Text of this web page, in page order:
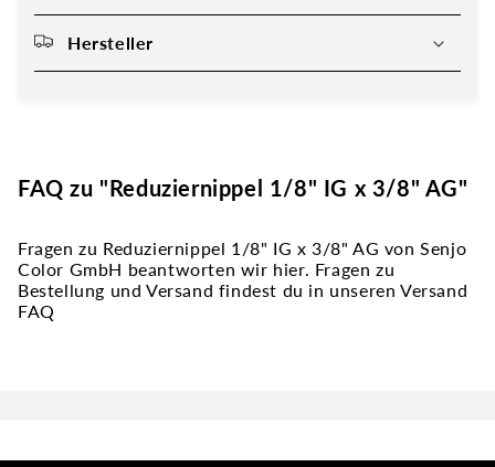
Hersteller
FAQ zu "Reduziernippel 1/8" IG x 3/8" AG"
Fragen zu Reduziernippel 1/8" IG x 3/8" AG von Senjo
Color GmbH beantworten wir hier. Fragen zu
Bestellung und Versand findest du in unseren Versand
FAQ